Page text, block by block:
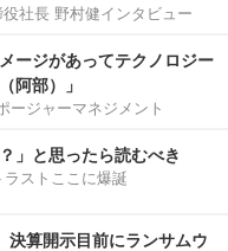
社長 野村健インタビュー
ージがあってテクノロジー
阿部）」
ージャーマネジメント
」と思ったら読むべき
ラストここに爆誕
決算開示目前にランサムウ